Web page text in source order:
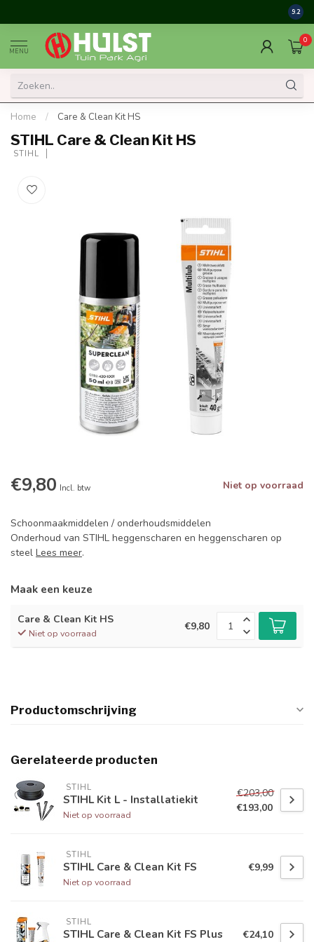
9.2
MENU
0
Home / Care & Clean Kit HS
STIHL Care & Clean Kit HS
STIHL
€9,80 Incl. btw Niet op voorraad
Schoonmaakmiddelen / onderhoudsmiddelen
Onderhoud van STIHL heggenscharen en heggenscharen op
steel Lees meer.
Maak een keuze
Care & Clean Kit HS
Niet op voorraad
€9,80
Productomschrijving
Gerelateerde producten
STIHL
STIHL Kit L - Installatiekit
Niet op voorraad
€203,00
€193,00
STIHL
STIHL Care & Clean Kit FS
Niet op voorraad
€9,99
STIHL
STIHL Care & Clean Kit FS Plus €24,10